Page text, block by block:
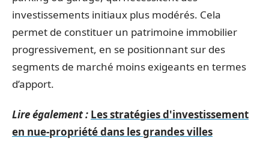
investissements initiaux plus modérés. Cela
permet de constituer un patrimoine immobilier
progressivement, en se positionnant sur des
segments de marché moins exigeants en termes
d’apport.
Lire également : Les stratégies d'investissement
en nue-propriété dans les grandes villes